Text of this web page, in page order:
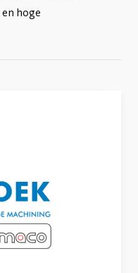
hoge